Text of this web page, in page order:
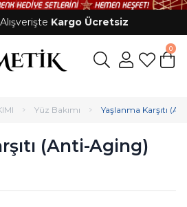
Kargo Ücretsiz
0
Yüz Bakımı Yaşlanma Karşıtı
(Anti-Aging)